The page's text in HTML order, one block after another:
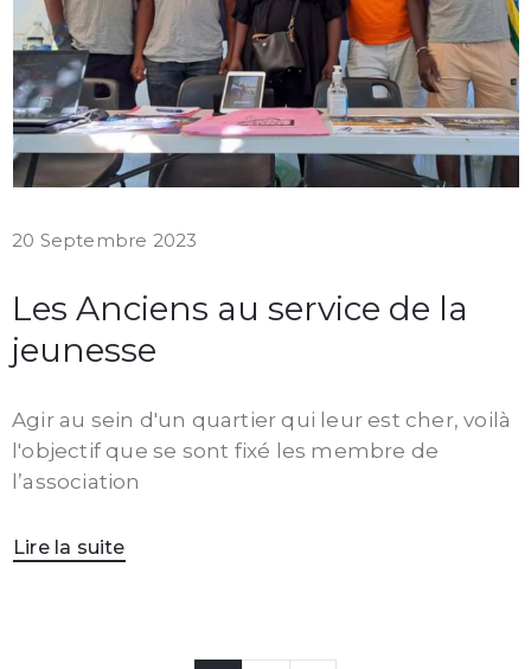
20 Septembre 2023
Les Anciens au service de la
jeunesse
Agir au sein d'un quartier qui leur est cher, voilà
l'objectif que se sont fixé les membre de
l’association
Lire la suite